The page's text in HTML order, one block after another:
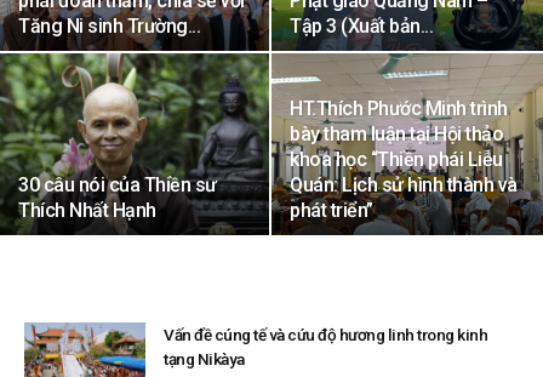
Tăng Ni sinh Trường...
Tập 3 (Xuất bản...
30 câu nói của Thiền sư
Thích Nhất Hạnh
HT.Thích Phước Minh trình
bày tham luận tại Hội thảo
khoa học “Thiền phái Liễu
Quán: Lịch sử hình thành và
phát triển”
Vấn đề cúng tế và cứu độ hương linh trong kinh
tạng Nikàya